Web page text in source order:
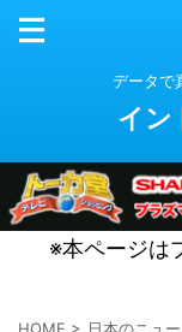
データで
イン
※本ページは